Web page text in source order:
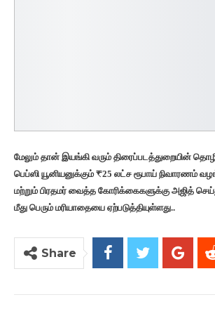
மேலும் தான் இயங்கி வரும் திரைப்படத்துறையின்
பெப்ஸி யூனியனுக்கும் ₹25 லட்ச ரூபாய் நிவாரணம்
மற்றும் பிரதமர் வைத்த கோரிக்கைகளுக்கு அஜித்
மீது பெரும் மரியாதையை ஏற்படுத்தியுள்ளது..
Share